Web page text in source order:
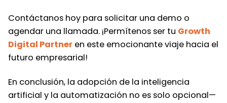
Contáctanos hoy para solicitar una demo o
agendar una llamada. ¡Permítenos ser tu Growth
Digital Partner en este emocionante viaje hacia el
futuro empresarial!
En conclusión, la adopción de la inteligencia
artificial y la automatización no es solo opcional—